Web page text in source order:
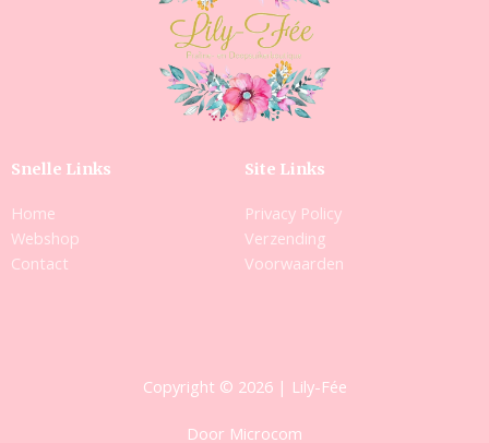
Snelle Links
Home
Webshop
Contact
Site Links
Privacy Policy
Verzending
Voorwaarden
Copyright © 2026 | Lily-Fée
Door Microcom